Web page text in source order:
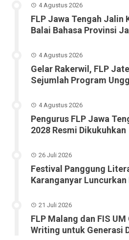
4 Agustus 2026
FLP Jawa Tengah Jalin
Balai Bahasa Provinsi
4 Agustus 2026
Gelar Rakerwil, FLP
Sejumlah Program
4 Agustus 2026
Pengurus FLP Jawa
2028 Resmi Dikukuhkan
26 Juli 2026
Festival Panggung
Karanganyar
21 Juli 2026
FLP Malang dan FIS
Writing untuk Generasi